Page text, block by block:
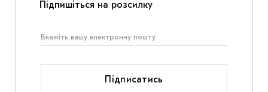
Підпишіться на розсилку
Підписатись